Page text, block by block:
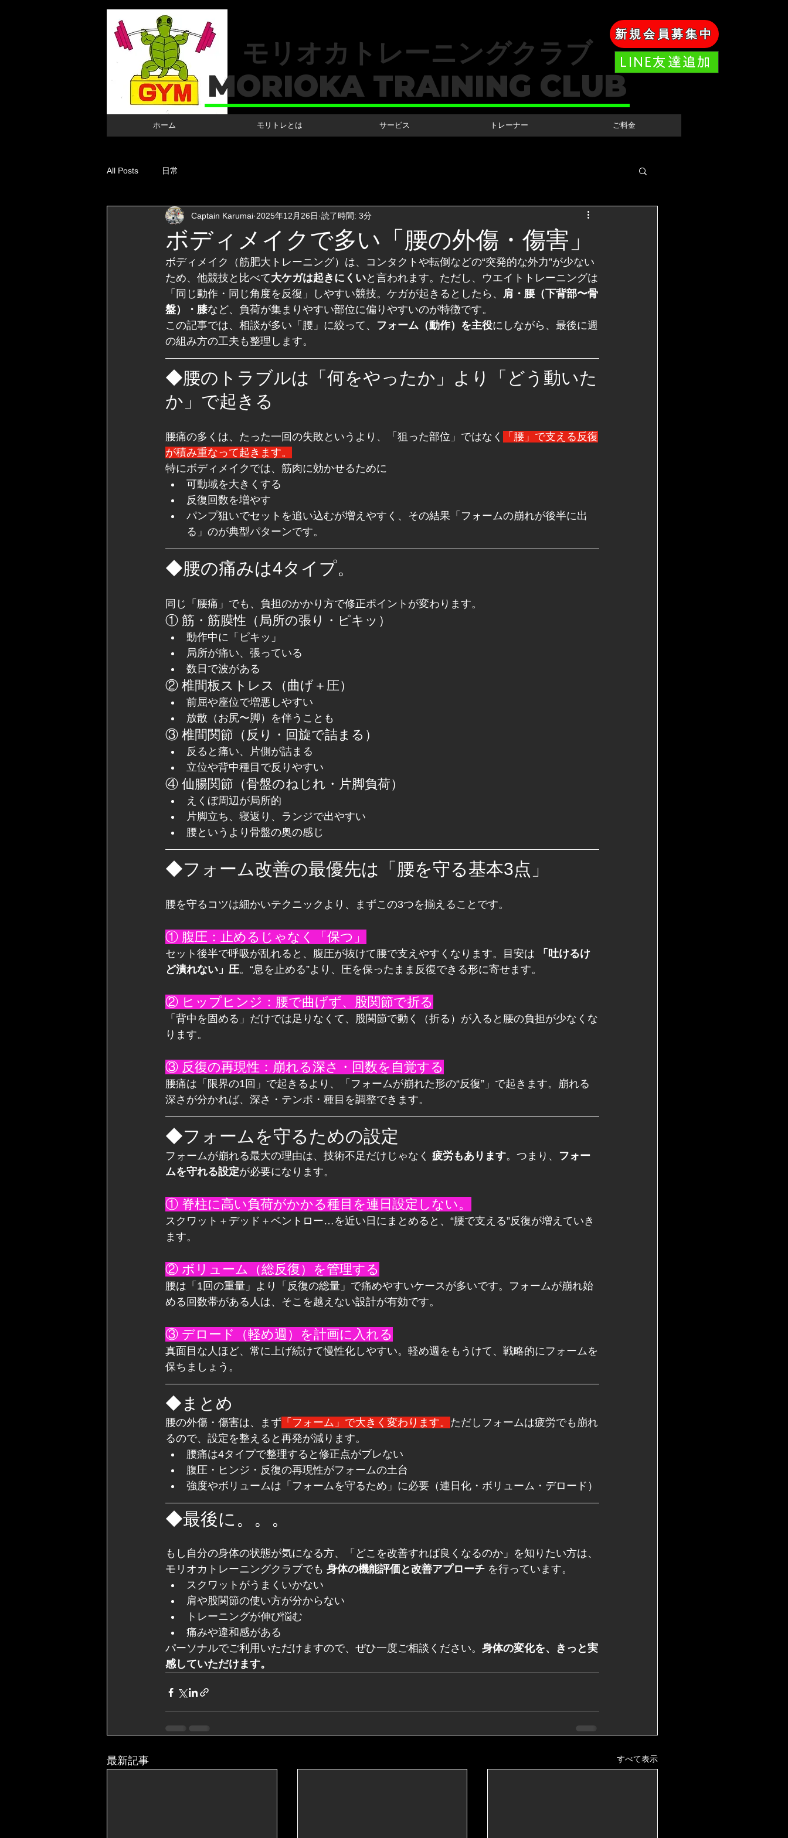
MORIOKA TRAINING CLUB
​モリオカトレーニングクラブ
新規会員募集中
LINE友達追加
ホーム モリトレとは サービス トレーナー ご料金
All Posts 日常
ボディメイクで多い「腰の外傷・傷害」
Captain Karumai 2025年12月26日 読了時間: 3分
ボディメイク（筋肥大トレーニング）は、コンタクトや転倒などの“突発的な外力”が少ない
ため、他競技と比べて大ケガは起きにくいと言われます。ただし、ウエイトトレーニングは
「同じ動作・同じ角度を反復」しやすい競技。ケガが起きるとしたら、 肩・腰（下背部〜骨
盤）・膝など、負荷が集まりやすい部位に偏りやすいのが特徴です。
この記事では、相談が多い「腰」に絞って、 フォーム（動作）を主役にしながら、最後に週
の組み方の工夫も整理します。
◆腰のトラブルは「何をやったか」より「どう動いた
か」で起きる
腰痛の多くは、たった一回の失敗というより、「狙った部位」ではなく
「腰」で支える反復
が積み重なって起きます。
特にボディメイクでは、筋肉に効かせるために
可動域を大きくする
反復回数を増やす
パンプ狙いでセットを追い込むが増えやすく、その結果「フォームの崩れが後半に出
る」のが典型パターンです。
◆腰の痛みは4タイプ。
同じ「腰痛」でも、負担のかかり方で修正ポイントが変わります。
① 筋・筋膜性（局所の張り・ピキッ）
動作中に「ピキッ」
局所が痛い、張っている
数日で波がある
② 椎間板ストレス（曲げ＋圧）
前屈や座位で増悪しやすい
放散（お尻〜脚）を伴うことも
③ 椎間関節（反り・回旋で詰まる）
反ると痛い、片側が詰まる
立位や背中種目で反りやすい
④ 仙腸関節（骨盤のねじれ・片脚負荷）
えくぼ周辺が局所的
片脚立ち、寝返り、ランジで出やすい
腰というより骨盤の奥の感じ
◆フォーム改善の最優先は「腰を守る基本3点」
腰を守るコツは細かいテクニックより、まずこの3つを揃えることです。
① 腹圧：止めるじゃなく「保つ」
セット後半で呼吸が乱れると、腹圧が抜けて腰で支えやすくなります。目安は
「吐けるけ
ど潰れない」圧。“息を止める”より、圧を保ったまま反復できる形に寄せます。
② ヒップヒンジ：腰で曲げず、股関節で折る
「背中を固める」だけでは足りなくて、股関節で動く（折る）が入ると腰の負担が少なくな
ります。
③ 反復の再現性：崩れる深さ・回数を自覚する
腰痛は「限界の1回」で起きるより、「フォームが崩れた形の“反復”」で起きます。崩れる
深さが分かれば、深さ・テンポ・種目を調整できます。
◆フォームを守るための設定
フォームが崩れる最大の理由は、技術不足だけじゃなく 疲労もあります。つまり、 フォー
ムを守れる設定が必要になります。
① 脊柱に高い負荷がかかる種目を連日設定しない。
スクワット＋デッド＋ベントロー…を近い日にまとめると、“腰で支える”反復が増えていき
ます。
② ボリューム（総反復）を管理する
腰は「1回の重量」より「反復の総量」で痛めやすいケースが多いです。フォームが崩れ始
める回数帯がある人は、そこを越えない設計が有効です。
③ デロード（軽め週）を計画に入れる
真面目な人ほど、常に上げ続けて慢性化しやすい。軽め週をもうけて、戦略的にフォームを
保ちましょう。
◆まとめ
腰の外傷・傷害は、まず 「フォーム」で大きく変わります。 ただしフォームは疲労でも崩れ
るので、設定を整えると再発が減ります。
腰痛は4タイプで整理すると修正点がブレない
腹圧・ヒンジ・反復の再現性がフォームの土台
強度やボリュームは「フォームを守るため」に必要（連日化・ボリューム・デロード）
◆最後に。。。
もし自分の身体の状態が気になる方、「どこを改善すれば良くなるのか」を知りたい方は、
モリオカトレーニングクラブでも 身体の機能評価と改善アプローチ を行っています。
スクワットがうまくいかない
肩や股関節の使い方が分からない
トレーニングが伸び悩む
痛みや違和感がある
パーソナルでご利用いただけますので、ぜひ一度ご相談ください。 身体の変化を、きっと実
感していただけます。
最新記事 すべて表示